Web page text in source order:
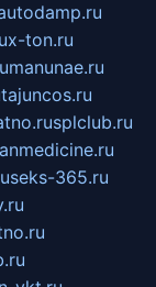
x-ton.ru
manunae.ru
tajuncos.ru
splclub.ru
seks-365.ru